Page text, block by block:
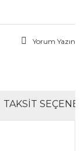
Yorum Yazın
TAKSIT